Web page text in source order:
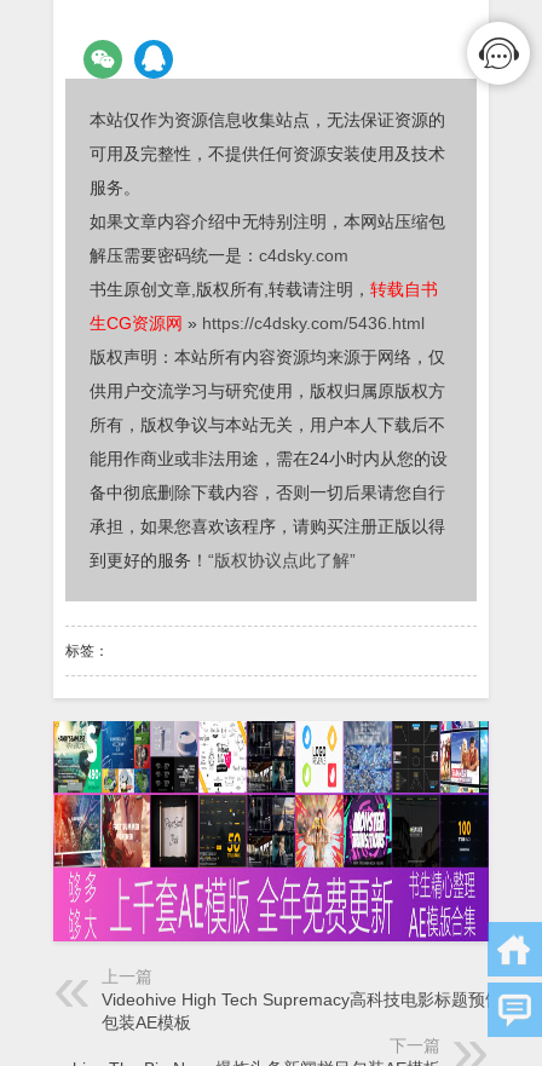
本站仅作为资源信息收集站点，无法保证资源的
可用及完整性，不提供任何资源安装使用及技术
服务。
如果文章内容介绍中无特别注明，本网站压缩包
解压需要密码统一是： c4dsky.com
书生原创文章,版权所有,转载请注明， 转载自书
生CG资源网 » https://c4dsky.com/5436.html
版权声明：本站所有内容资源均来源于网络，仅
供用户交流学习与研究使用，版权归属原版权方
所有，版权争议与本站无关，用户本人下载后不
能用作商业或非法用途，需在24小时内从您的设
备中彻底删除下载内容，否则一切后果请您自行
承担，如果您喜欢该程序，请购买注册正版以得
到更好的服务！ “版权协议点此了解”
标签：
上一篇
Videohive High Tech Supremacy高科技电影标题预告栏目
包装AE模板
下一篇